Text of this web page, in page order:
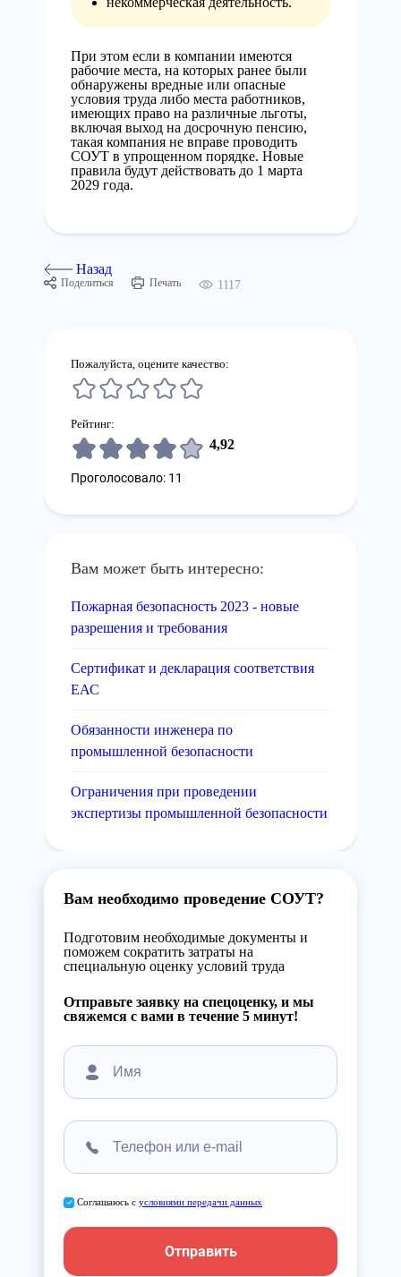
При этом если в компании имеются
рабочие места, на которых ранее были
обнаружены вредные или опасные
условия труда либо места работников,
имеющих право на различные льготы,
включая выход на досрочную пенсию,
такая компания не вправе проводить
СОУТ в упрощенном порядке. Новые
правила будут действовать до 1 марта
2029 года.
Назад
Поделиться Печать 1117
Пожалуйста, оцените качество:
Рейтинг:
4,92
Проголосовало: 11
Вам может быть интересно:
Пожарная безопасность 2023 - новые
разрешения и требования
Сертификат и декларация соответствия
ЕАС
Обязанности инженера по
промышленной безопасности
Ограничения при проведении
экспертизы промышленной безопасности
Вам необходимо проведение СОУТ?
Подготовим необходимые документы и
поможем сократить затраты на
специальную оценку условий труда
Отправьте заявку на спецоценку, и мы
свяжемся с вами в течение 5 минут!
Соглашаюсь с условиями передачи данных
Отправить